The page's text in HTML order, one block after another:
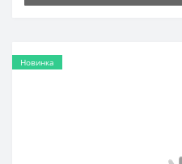
Новинка